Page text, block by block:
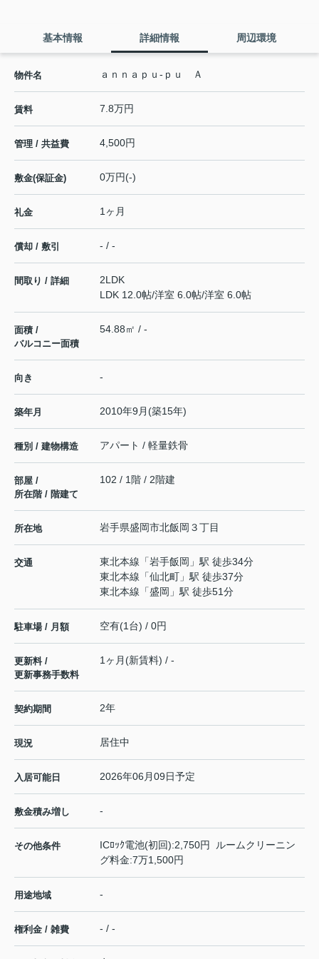
基本情報 詳細情報 周辺環境
物件名 ａｎｎａｐｕ-ｐｕ Ａ
賃料 7.8万円
管理 / 共益費 4,500円
敷金(保証金) 0万円(-)
礼金 1ヶ月
償却 / 敷引 - / -
間取り / 詳細
2LDK
LDK 12.0帖/洋室 6.0帖/洋室 6.0帖
面積 /
バルコニー面積
54.88㎡ / -
向き -
築年月 2010年9月(築15年)
種別 / 建物構造 アパート / 軽量鉄骨
部屋 /
所在階 / 階建て
102 / 1階 / 2階建
所在地 岩手県盛岡市北飯岡 ３丁目
交通 東北本線 「岩手飯岡 」駅 徒歩34分
東北本線 「仙北町 」駅 徒歩37分
東北本線 「盛岡 」駅 徒歩51分
駐車場 / 月額 空有(1台) / 0円
更新料 /
更新事務手数料
1ヶ月(新賃料) / -
契約期間 2年
現況 居住中
入居可能日 2026年06月09日予定
敷金積み増し -
その他条件
ICﾛｯｸ電池(初回):2,750円 ルームクリーニン
グ料金:7万1,500円
用途地域 -
権利金 / 雑費 - / -